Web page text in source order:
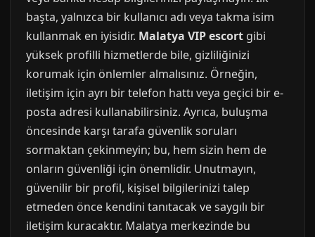
başta, yalnızca bir kullanıcı adı veya takma isim
kullanmak en iyisidir. Malatya VIP escort gibi
yüksek profilli hizmetlerde bile, gizliliğinizi
korumak için önlemler almalısınız. Örneğin,
iletişim için ayrı bir telefon hattı veya geçici bir e-
posta adresi kullanabilirsiniz. Ayrıca, buluşma
öncesinde karşı tarafa güvenlik soruları
sormaktan çekinmeyin; bu, hem sizin hem de
onların güvenliği için önemlidir. Unutmayın,
güvenilir bir profil, kişisel bilgilerinizi talep
etmeden önce kendini tanıtacak ve saygılı bir
iletişim kuracaktır. Malatya merkezinde bu